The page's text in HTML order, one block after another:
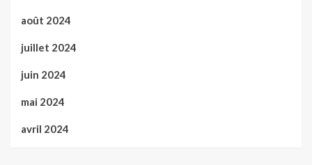
août 2024
juillet 2024
juin 2024
mai 2024
avril 2024